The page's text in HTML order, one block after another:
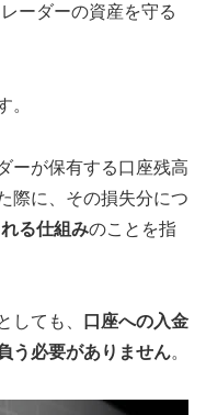
ーダーの資産を守る
。
ーが保有する口座残高
際に、その損失分につ
る仕組みのことを指
しても、
口座への入金
う必要がありません。